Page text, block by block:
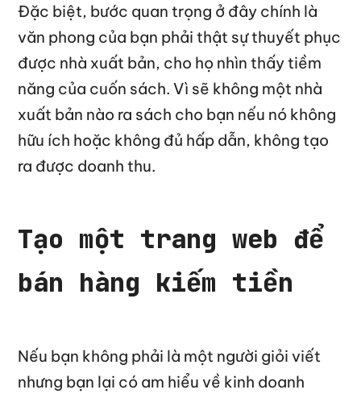
Đặc biệt, bước quan trọng ở đây chính là
văn phong của bạn phải thật sự thuyết phục
được nhà xuất bản, cho họ nhìn thấy tiềm
năng của cuốn sách. Vì sẽ không một nhà
xuất bản nào ra sách cho bạn nếu nó không
hữu ích hoặc không đủ hấp dẫn, không tạo
ra được doanh thu.
Tạo một trang web để
bán hàng kiếm tiền
Nếu bạn không phải là một người giỏi viết
nhưng bạn lại có am hiểu về kinh doanh